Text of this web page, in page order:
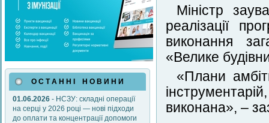
О С Т А Н Н І Н О В И Н И
01.06.2026 - НСЗУ: складні операції
на серці у 2026 році — нові підходи
до оплати та концентрації допомоги
Міністр
реалізації
виконання
«Велике
«Плани
виконана», –